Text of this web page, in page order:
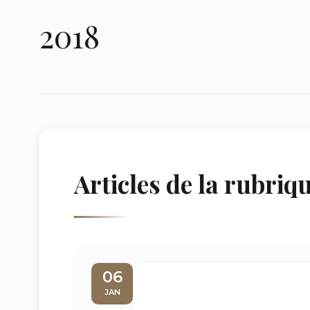
2018
Articles de la
06
JAN